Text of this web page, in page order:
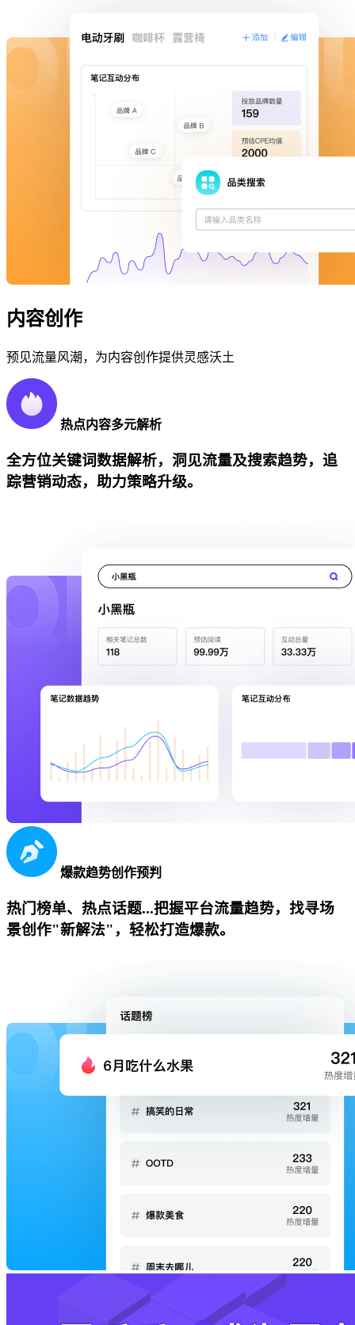
内容创作
预见流量风潮，为内容创作提供灵感沃土
热点内容多元解析
全方位关键词数据解析，洞见流量及搜索趋势，追
踪营销动态，助力策略升级。
爆款趋势创作预判
热门榜单、热点话题...把握平台流量趋势，找寻场
景创作"新解法"，轻松打造爆款。